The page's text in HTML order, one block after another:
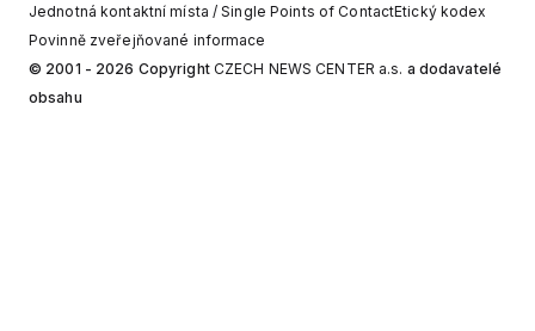
Jednotná kontaktní místa / Single Points of ContactEtický kodex
Povinně zveřejňované informace
© 2001 - 2026 Copyright CZECH NEWS CENTER a.s. a dodavatelé
obsahu